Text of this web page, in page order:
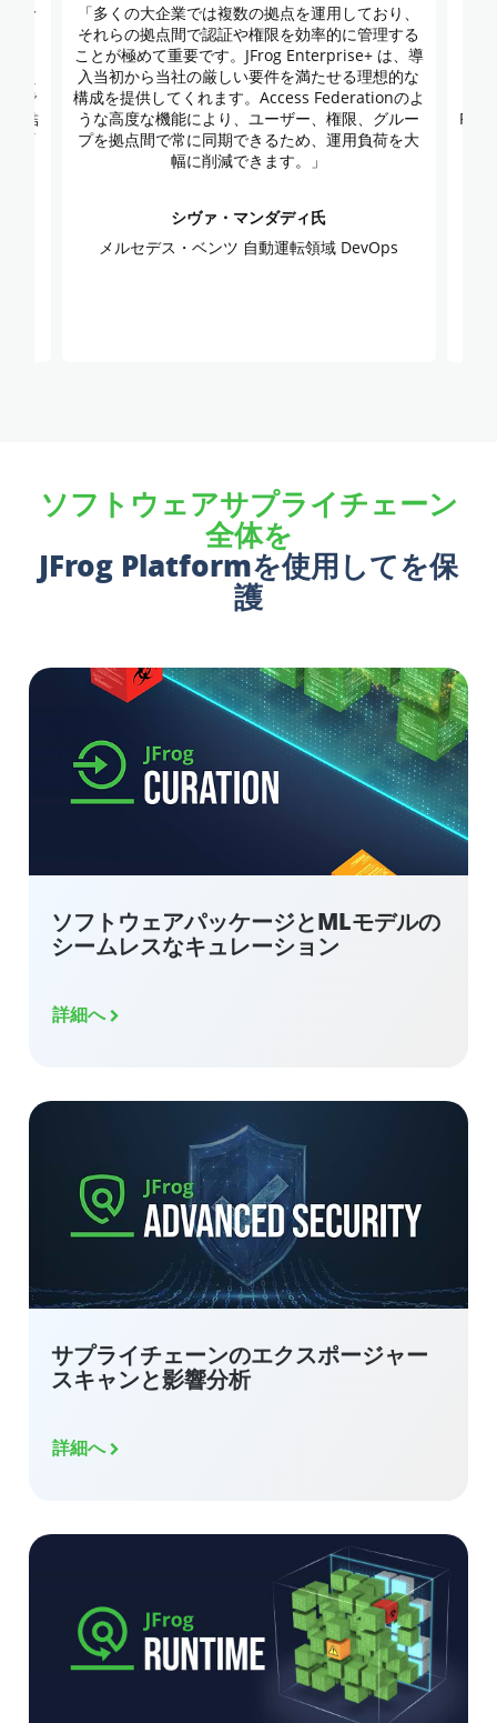
ので
こで
結
プ
「多くの大企業では複数の拠点を運用しており、
それらの拠点間で認証や権限を効率的に管理する
ことが極めて重要です。JFrog Enterprise+ は、導
入当初から当社の厳しい要件を満たせる理想的な
構成を提供してくれます。Access Federationのよ
うな高度な機能により、ユーザー、権限、グルー
プを拠点間で常に同期できるため、運用負荷を大
幅に削減できます。」
シヴァ・マンダディ氏
メルセデス・ベンツ 自動運転領域 DevOps
ソフトウェアサプライチェーン
全体を
JFrog Platformを使用してを保
護
ソフトウェアパッケージとMLモデルの
シームレスなキュレーション
詳細へ
サプライチェーンのエクスポージャー
スキャンと影響分析
詳細へ